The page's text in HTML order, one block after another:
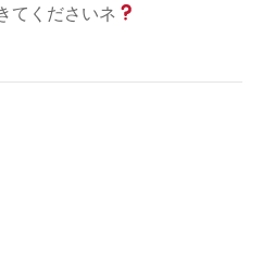
てくださいネ